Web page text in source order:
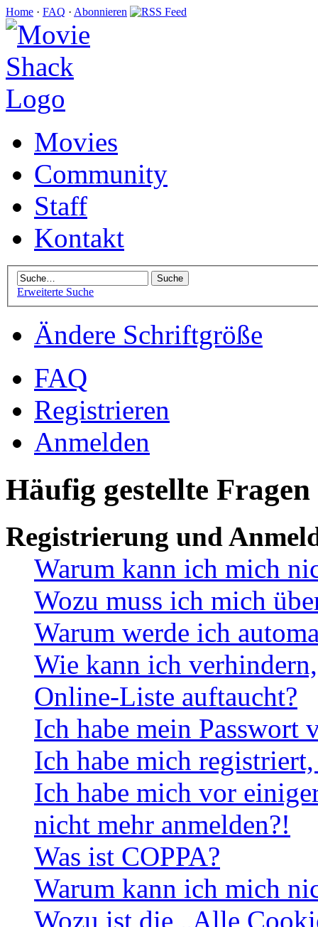
Home · FAQ · Abonnieren
Movies
Community
Staff
Kontakt
Erweiterte Suche
Ändere Schriftgröße
FAQ
Registrieren
Anmelden
Häufig gestellte Fragen
Registrierung und
Warum kann ich mich
Wozu muss ich mich
Warum werde ich
Wie kann ich
Online-Liste auftaucht?
Ich habe mein Passwort
Ich habe mich
Ich habe mich vor
nicht mehr anmelden?!
Was ist COPPA?
Warum kann ich mich
Wozu ist die „Alle